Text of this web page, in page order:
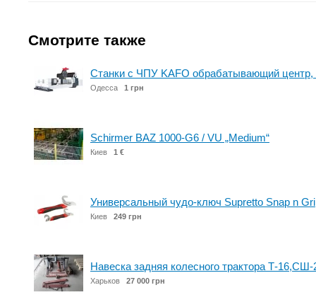
Смотрите также
Станки с ЧПУ KAFO обрабатывающий центр,
Одесса 1 грн
Schirmer BAZ 1000-G6 / VU „Medium“
Киев 1 €
Универсальный чудо-ключ Supretto Snap n
Киев 249 грн
Навеска задняя колесного трактора Т-16,СШ-
Харьков 27 000 грн